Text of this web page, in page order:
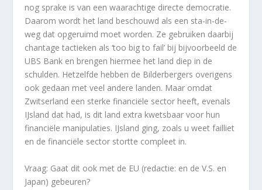
nog sprake is van een waarachtige directe democratie.
Daarom wordt het land beschouwd als een sta-in-de-
weg dat opgeruimd moet worden. Ze gebruiken daarbij
chantage tactieken als ‘too big to fail’ bij bijvoorbeeld de
UBS Bank en brengen hiermee het land diep in de
schulden. Hetzelfde hebben de Bilderbergers overigens
ook gedaan met veel andere landen. Maar omdat
Zwitserland een sterke financiële sector heeft, evenals
IJsland dat had, is dit land extra kwetsbaar voor hun
financiële manipulaties. IJsland ging, zoals u weet failliet
en de financiële sector stortte compleet in.
Vraag: Gaat dit ook met de EU (redactie: en de V.S. en
Japan) gebeuren?